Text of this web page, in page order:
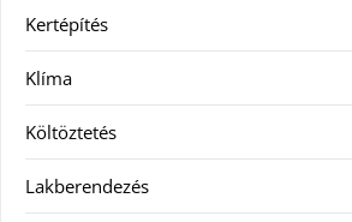
Kertépítés
Klíma
Költöztetés
Lakberendezés